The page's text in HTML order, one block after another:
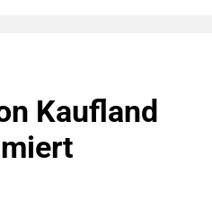
Kaufland